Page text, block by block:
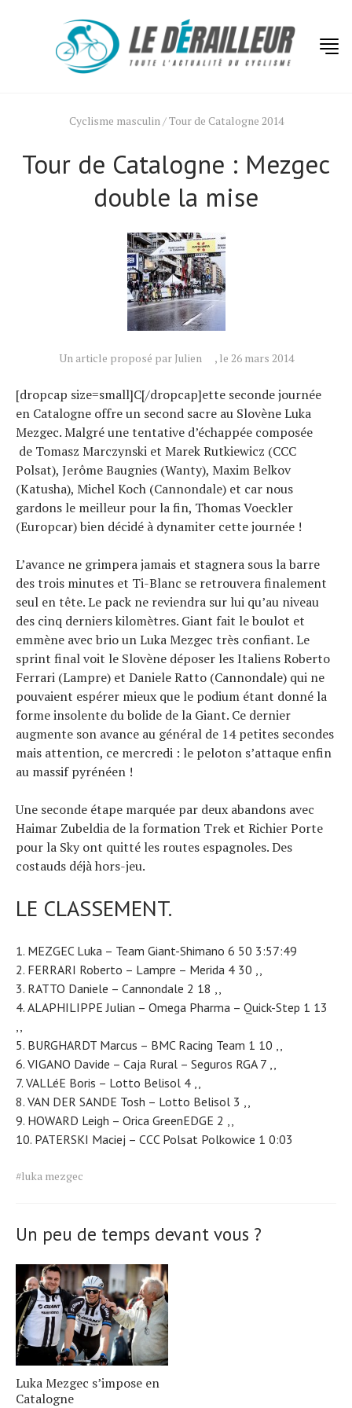
Cyclisme masculin/Tour de Catalogne 2014
Tour de Catalogne : Mezgec
double la mise
Un article proposé par Julien , le 26 mars 2014
[dropcap size=small]C[/dropcap]ette seconde journée
en Catalogne offre un second sacre au Slovène Luka
Mezgec. Malgré une tentative d’échappée composée
de Tomasz Marczynski et Marek Rutkiewicz (CCC
Polsat), Jerôme Baugnies (Wanty), Maxim Belkov
(Katusha), Michel Koch (Cannondale) et car nous
gardons le meilleur pour la fin, Thomas Voeckler
(Europcar) bien décidé à dynamiter cette journée !
L’avance ne grimpera jamais et stagnera sous la barre
des trois minutes et Ti-Blanc se retrouvera finalement
seul en tête. Le pack ne reviendra sur lui qu’au niveau
des cinq derniers kilomètres. Giant fait le boulot et
emmène avec brio un Luka Mezgec très confiant. Le
sprint final voit le Slovène déposer les Italiens Roberto
Ferrari (Lampre) et Daniele Ratto (Cannondale) qui ne
pouvaient espérer mieux que le podium étant donné la
forme insolente du bolide de la Giant. Ce dernier
augmente son avance au général de 14 petites secondes
mais attention, ce mercredi : le peloton s’attaque enfin
au massif pyrénéen !
Une seconde étape marquée par deux abandons avec
Haimar Zubeldia de la formation Trek et Richier Porte
pour la Sky ont quitté les routes espagnoles. Des
costauds déjà hors-jeu.
LE CLASSEMENT.
MEZGEC Luka – Team Giant-Shimano 6 50 3:57:49
FERRARI Roberto – Lampre – Merida 4 30 ,,
RATTO Daniele – Cannondale 2 18 ,,
ALAPHILIPPE Julian – Omega Pharma – Quick-Step 1 13
,,
BURGHARDT Marcus – BMC Racing Team 1 10 ,,
VIGANO Davide – Caja Rural – Seguros RGA 7 ,,
VALLéE Boris – Lotto Belisol 4 ,,
VAN DER SANDE Tosh – Lotto Belisol 3 ,,
HOWARD Leigh – Orica GreenEDGE 2 ,,
PATERSKI Maciej – CCC Polsat Polkowice 1 0:03
Tags
article.
#luka mezgec
Un peu de temps devant vous ?
Luka Mezgec s’impose en
Catalogne